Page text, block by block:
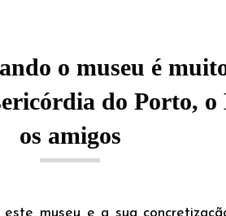
o museu é
do Porto,
os amigos